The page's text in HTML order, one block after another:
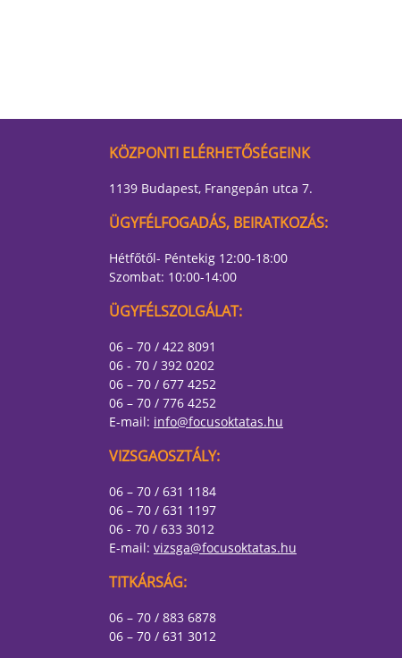
KÖZPONTI ELÉRHETŐSÉGEINK
1139 Budapest, Frangepán utca 7.
ÜGYFÉLFOGADÁS, BEIRATKOZÁS:
Hétfőtől- Péntekig 12:00-18:00
Szombat: 10:00-14:00
ÜGYFÉLSZOLGÁLAT:
06 – 70 / 422 8091
06 - 70 / 392 0202
06 – 70 / 677 4252
06 – 70 / 776 4252
E-mail: info@focusoktatas.hu
VIZSGAOSZTÁLY:
06 – 70 / 631 1184
06 – 70 / 631 1197
06 - 70 / 633 3012
E-mail: vizsga@focusoktatas.hu
TITKÁRSÁG:
06 – 70 / 883 6878
06 – 70 / 631 3012